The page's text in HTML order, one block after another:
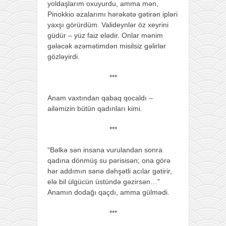
yoldaşlarım oxuyurdu, amma mən,
Pinokkio əzalarımı hərəkətə gətirən ipləri
yaxşı görürdüm. Valideynlər öz xeyrini
güdür – yüz faiz elədir. Onlar mənim
gələcək əzəmətimdən misilsiz gəlirlər
gözləyirdi.
***
Anam vaxtından qabaq qocaldı –
ailəmizin bütün qadınları kimi.
***
“Bəlkə sən insana vurulandan sonra
qadına dönmüş su pərisisən; ona görə
hər addımın sənə dəhşətli acılar gətirir,
elə bil ülgücün üstündə gəzirsən…”
Anamın dodağı qaçdı, amma gülmədi.
***